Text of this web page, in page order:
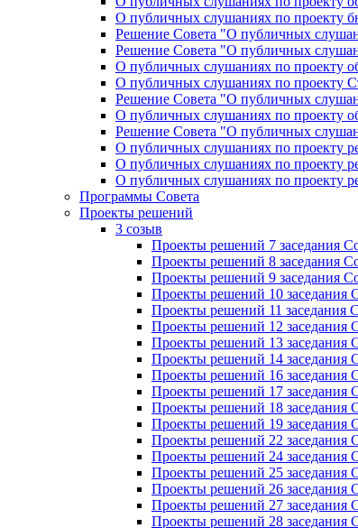
О публичных слушаниях по проекту
Решение Совета "О публичных
Решение Совета "О публичных
О публичных слушаниях по проекту
О публичных слушаниях по проекту
Решение Совета "О публичных
О публичных слушаниях по проекту
Решение Совета "О публичных
О публичных слушаниях по проекту
О публичных слушаниях по проекту
О публичных слушаниях по проекту
Программы Совета
Проекты решений
3 созыв
Проекты решений 7 заседания
Проекты решений 8 заседания
Проекты решений 9 заседания
Проекты решений 10 заседания
Проекты решений 11 заседания
Проекты решений 12 заседания
Проекты решений 13 заседания
Проекты решений 14 заседания
Проекты решений 16 заседания
Проекты решений 17 заседания
Проекты решений 18 заседания
Проекты решений 19 заседания
Проекты решений 22 заседания
Проекты решений 24 заседания
Проекты решений 25 заседания
Проекты решений 26 заседания
Проекты решений 27 заседания
Проекты решений 28 заседания